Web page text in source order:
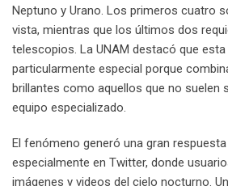
Neptuno y Urano. Los primeros cuatro
vista, mientras que los últimos dos
telescopios. La UNAM destacó que
particularmente especial porque
brillantes como aquellos que no suelen
equipo especializado.
El fenómeno generó una gran
especialmente en Twitter, donde
imágenes y videos del cielo nocturno.